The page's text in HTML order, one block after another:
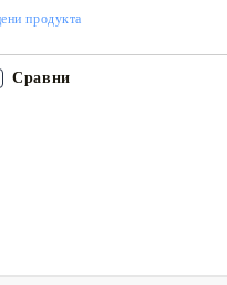
продукта
Сравни